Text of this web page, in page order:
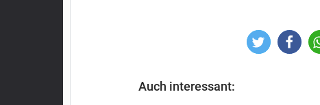
Auch interessant: